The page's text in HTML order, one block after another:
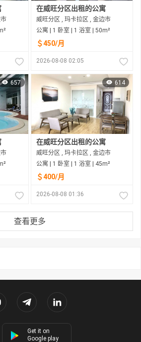
在威旺分区出租的公寓
威旺分区 , 玛卡拉区 , 金边市
公寓 | 1 卧室 | 1 浴室 | 50m²
＄450/月
2026-08-08 02:05
657 614
在威旺分区出租的公寓
威旺分区 , 玛卡拉区 , 金边市
公寓 | 1 卧室 | 1 浴室 | 45m²
＄400/月
2026-08-08 01:36
查看更多
Get it on
Google play